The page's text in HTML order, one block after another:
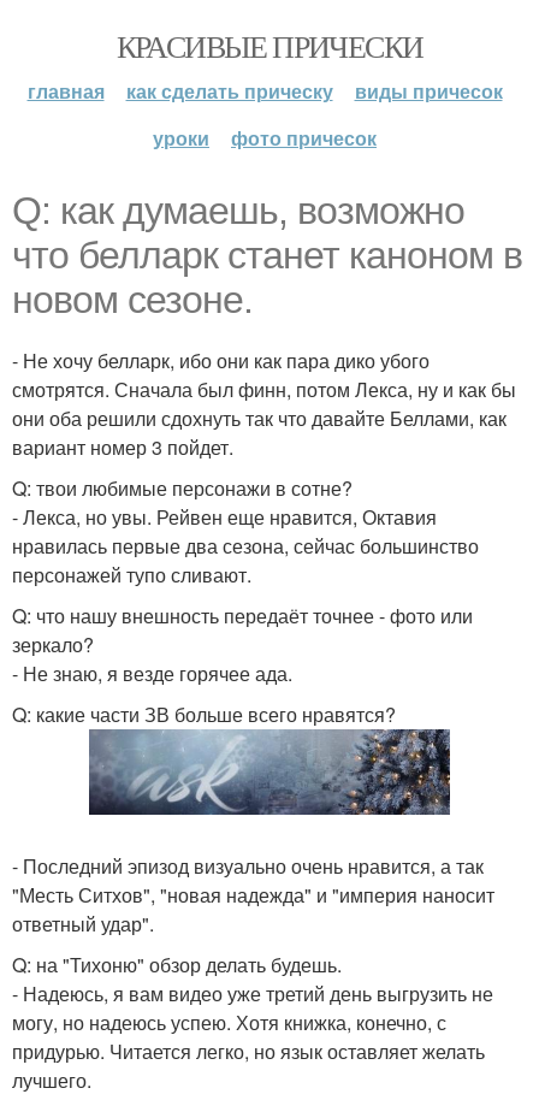
КРАСИВЫЕ ПРИЧЕСКИ
главная как сделать прическу
виды причесок
уроки
фото причесок
Q: как думаешь, возможно
что белларк станет каноном в
новом сезоне.
- Не хочу белларк, ибо они как пара дико убого
смотрятся. Сначала был финн, потом Лекса, ну и как бы
они оба решили сдохнуть так что давайте Беллами, как
вариант номер 3 пойдет.
Q: твои любимые персонажи в сотне?
- Лекса, но увы. Рейвен еще нравится, Октавия
нравилась первые два сезона, сейчас большинство
персонажей тупо сливают.
Q: что нашу внешность передаёт точнее - фото или
зеркало?
- Не знаю, я везде горячее ада.
Q: какие части ЗВ больше всего нравятся?
- Последний эпизод визуально очень нравится, а так
"Месть Ситхов", "новая надежда" и "империя наносит
ответный удар".
Q: на "Тихоню" обзор делать будешь.
- Надеюсь, я вам видео уже третий день выгрузить не
могу, но надеюсь успею. Хотя книжка, конечно, с
придурью. Читается легко, но язык оставляет желать
лучшего.